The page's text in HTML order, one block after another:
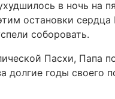
в ночь на
остановки
соборовать.
Пасхи, Папа
долгие годы своего